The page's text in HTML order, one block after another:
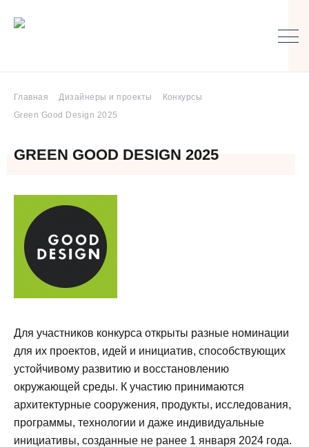
Главная Дизайнеры и проекты
Конкурсы
Green Good Design 2025
GREEN GOOD DESIGN 2025
Для участников конкурса открыты разные номинации
для их проектов, идей и инициатив, способствующих
устойчивому развитию и восстановлению
окружающей среды. К участию принимаются
архитектурные сооружения, продукты, исследования,
программы, технологии и даже индивидуальные
инициативы, созданные не ранее 1 января 2024 года.